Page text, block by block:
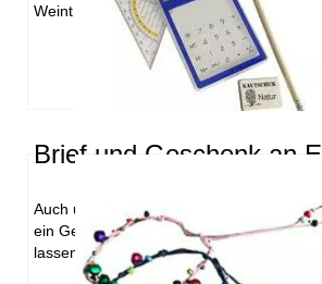
Weintrauben. …Weiterlesen
Brief und Geschenk an
Auch unserem Patenkind Edgar aus El
ein Geschenk (Mathe Set) und einen
lassen. Wir freuen uns sehr auf seine